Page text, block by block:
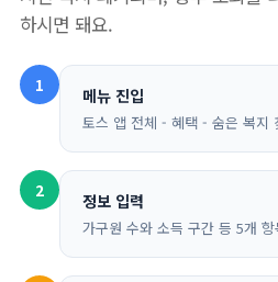
하시면 돼요.
1
메뉴 진입
토스 앱 전체 - 혜택 - 숨은 복지
2
정보 입력
가구원 수와 소득 구간 등 5개 항